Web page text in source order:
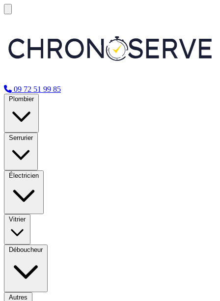
09 72 51 99 85
Plombier
Serrurier
Électricien
Vitrier
Déboucheur
Autres